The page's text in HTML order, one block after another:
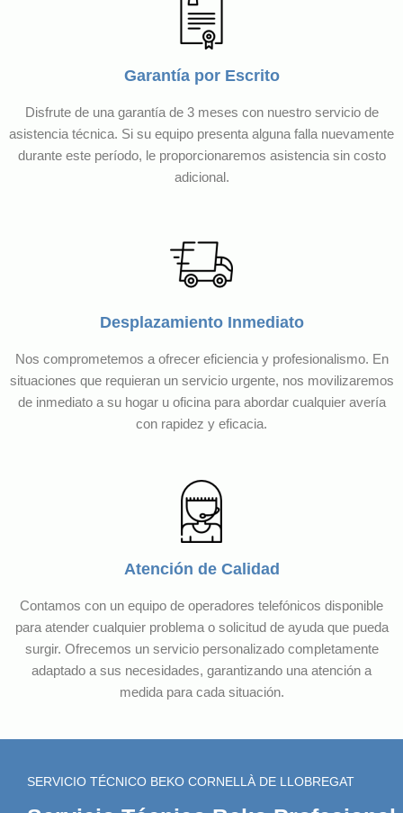
Garantía por Escrito
Disfrute de una garantía de 3 meses con nuestro servicio de
asistencia técnica. Si su equipo presenta alguna falla nuevamente
durante este período, le proporcionaremos asistencia sin costo
adicional.
Desplazamiento Inmediato
Nos comprometemos a ofrecer eficiencia y profesionalismo. En
situaciones que requieran un servicio urgente, nos movilizaremos
de inmediato a su hogar u oficina para abordar cualquier avería
con rapidez y eficacia.
Atención de Calidad
Contamos con un equipo de operadores telefónicos disponible
para atender cualquier problema o solicitud de ayuda que pueda
surgir. Ofrecemos un servicio personalizado completamente
adaptado a sus necesidades, garantizando una atención a
medida para cada situación.
SERVICIO TÉCNICO BEKO CORNELLÀ DE LLOBREGAT